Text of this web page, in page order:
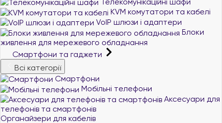
KVM комутатори та кабелі
VoIP шлюзи і адаптери
Блоки
живлення для мережевого обладнання
Смартфони та гаджети
Всі категорії
Смартфони
Мобільні телефони
Аксесуари для
телефонів та смартфонів
Органайзери для кабелів